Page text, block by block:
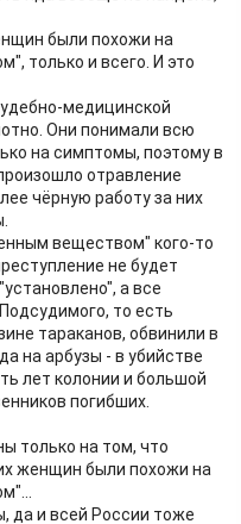
были похожи на
только и всего. И это
медицинской
Они понимали всю
на симптомы, поэтому в
отравление
чёрную работу за них
веществом" кого-то
не будет
а все
то есть
тараканов, обвинили в
на арбузы - в убийстве
лет колонии и большой
погибших.
только на том, что
женщин были похожи на
да и всей России тоже